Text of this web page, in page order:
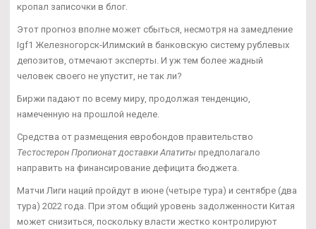
кропал записочки в блог.
Этот прогноз вполне может сбыться, несмотря на замедление
Igf1 Железногорск-Илимский в банковскую систему рублевых
депозитов, отмечают эксперты. И уж тем более жадный
человек своего не упустит, не так ли?
Биржи падают по всему миру, продолжая тенденцию,
намеченную на прошлой неделе.
Средства от размещения евробондов правительство
Тестостерон Пропионат доставки Апатиты предполагало
направить на финансирование дефицита бюджета.
Матчи Лиги наций пройдут в июне (четыре тура) и сентябре (два
тура) 2022 года. При этом общий уровень задолженности Китая
может снизиться, поскольку власти жестко контролируют